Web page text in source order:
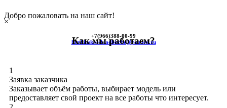
Добро пожаловать на наш сайт!
+7(966)388-00-99
himkinskoe-kladbische@yandex.ru
×
Как мы работаем?
1
Заявка заказчика
Заказывает объём работы, выбирает модель или
предоставляет свой проект на все работы что интересует.